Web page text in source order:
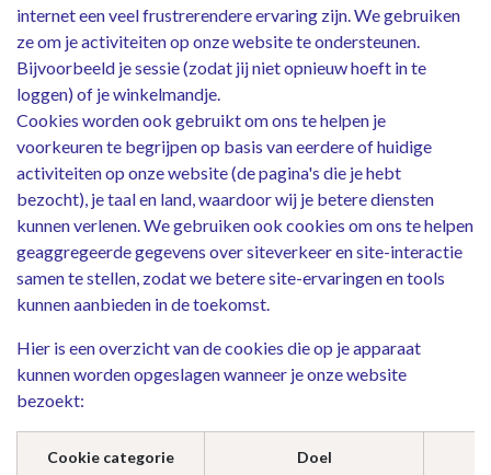
internet een veel frustrerendere ervaring zijn. We gebruiken
ze om je activiteiten op onze website te ondersteunen.
Bijvoorbeeld je sessie (zodat jij niet opnieuw hoeft in te
loggen) of je winkelmandje.
Cookies worden ook gebruikt om ons te helpen je
voorkeuren te begrijpen op basis van eerdere of huidige
activiteiten op onze website (de pagina's die je hebt
bezocht), je taal en land, waardoor wij je betere diensten
kunnen verlenen. We gebruiken ook cookies om ons te helpen
geaggregeerde gegevens over siteverkeer en site-interactie
samen te stellen, zodat we betere site-ervaringen en tools
kunnen aanbieden in de toekomst.
Hier is een overzicht van de cookies die op je apparaat
kunnen worden opgeslagen wanneer je onze website
bezoekt:
Cookie categorie Doel